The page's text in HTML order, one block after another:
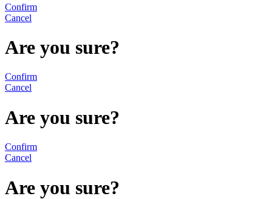
Confirm
Cancel
Are you sure?
Confirm
Cancel
Are you sure?
Confirm
Cancel
Are you sure?